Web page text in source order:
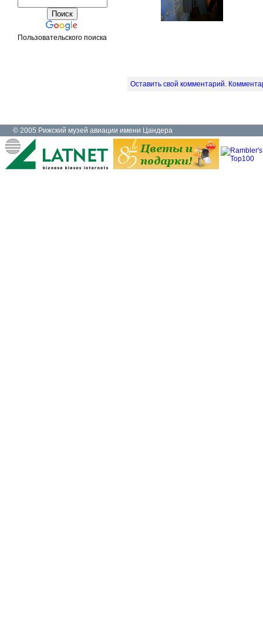
Пользовательского поиска
Оставить свой комментарий.
© 2005 Рижский музей авиации имени Цандера